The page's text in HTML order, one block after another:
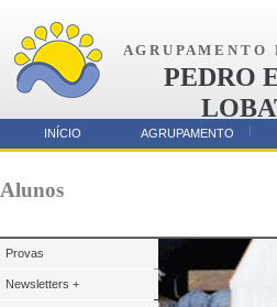
A G R U P A M E N T O
PEDRO
AMORA
Alunos
Provas
Newsletters +
Parcerias
INÍCIO AGRUPAMENTO